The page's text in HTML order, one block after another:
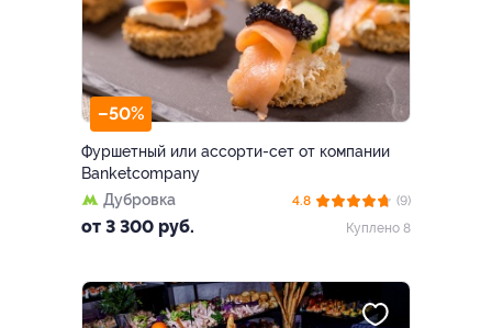
–50%
Фуршетный или ассорти-сет от компании
Banketcompany
Дубровка
от 3 300 руб.
4.8
(9)
Куплено 8